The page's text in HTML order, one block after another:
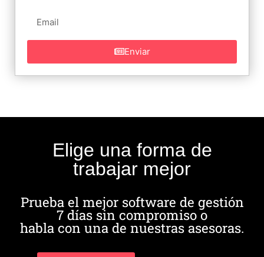
Enviar
Elige una forma de
trabajar mejor
Prueba el mejor software de gestión
7 días sin compromiso o
habla con una de nuestras asesoras.